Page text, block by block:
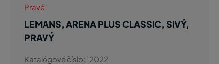
Pravé
LEMANS, ARENA PLUS CLASSIC, SIVÝ,
PRAVÝ
Katalógové číslo: 12022